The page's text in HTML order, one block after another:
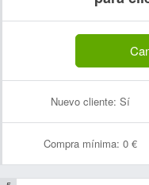
Nuevo cliente: Sí
Compra mínima: 0 €